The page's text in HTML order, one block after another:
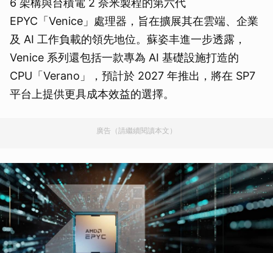
6 架構與台積電 2 奈米製程的第六代
EPYC「Venice」處理器，旨在擴展其在雲端、企業
及 AI 工作負載的領先地位。蘇姿丰進一步透露，
Venice 系列還包括一款專為 AI 基礎設施打造的
CPU「Verano」，預計於 2027 年推出，將在 SP7
平台上提供更具成本效益的選擇。
廣告（請繼續閱讀本文）